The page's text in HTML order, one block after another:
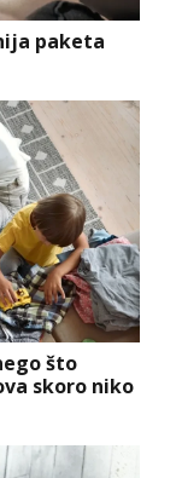
paketa
što
skoro niko